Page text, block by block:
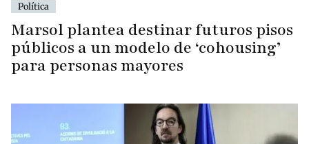
Política
Marsol plantea destinar futuros pisos
públicos a un modelo de ‘cohousing’
para personas mayores